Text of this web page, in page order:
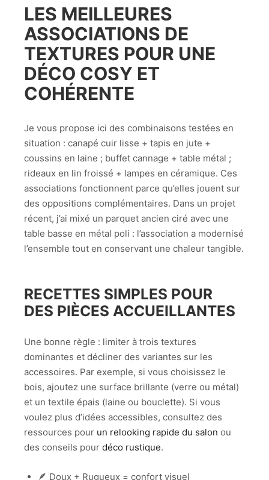
LES MEILLEURES
ASSOCIATIONS DE
TEXTURES POUR UNE
DÉCO COSY ET
COHÉRENTE
Je vous propose ici des combinaisons testées en
situation : canapé cuir lisse + tapis en jute +
coussins en laine ; buffet cannage + table métal ;
rideaux en lin froissé + lampes en céramique. Ces
associations fonctionnent parce qu’elles jouent sur
des oppositions complémentaires. Dans un projet
récent, j’ai mixé un parquet ancien ciré avec une
table basse en métal poli : l’association a modernisé
l’ensemble tout en conservant une chaleur tangible.
RECETTES SIMPLES POUR
DES PIÈCES ACCUEILLANTES
Une bonne règle : limiter à trois textures
dominantes et décliner des variantes sur les
accessoires. Par exemple, si vous choisissez le
bois, ajoutez une surface brillante (verre ou métal)
et un textile épais (laine ou bouclette). Si vous
voulez plus d’idées accessibles, consultez des
ressources pour un relooking rapide du salon ou
des conseils pour déco rustique.
🪶 Doux + Rugueux = confort visuel